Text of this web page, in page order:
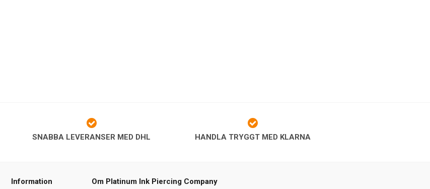
SNABBA LEVERANSER MED DHL HANDLA TRYGGT MED KLARNA
Information Om Platinum Ink Piercing Company